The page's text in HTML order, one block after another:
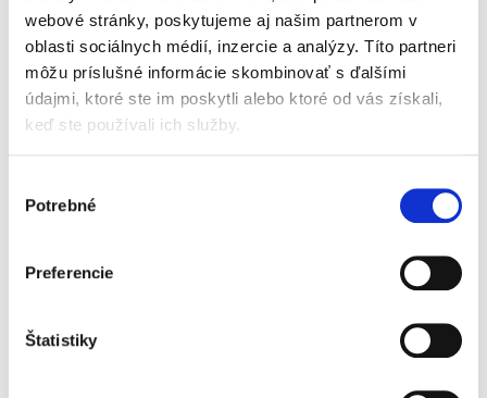
webové stránky, poskytujeme aj našim partnerom v
oblasti sociálnych médií, inzercie a analýzy. Títo partneri
môžu príslušné informácie skombinovať s ďalšími
údajmi, ktoré ste im poskytli alebo ktoré od vás získali,
keď ste používali ich služby.
súhlasu
Potrebné
Preferencie
Štatistiky
Praha, Česká republika.
Beggs Kids Vitamin D3
400 IU BIO Olive Oil (30
ml)
Skladom
Do košíka
Dodie Organic Tehotenský
ošetrujúci krém na strie
(150 ml)